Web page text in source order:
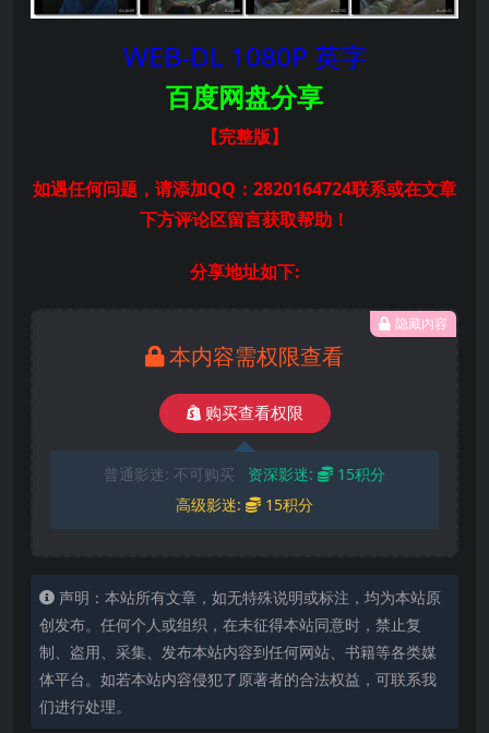
WEB-DL 1080P 英字
百度网盘分享
【完整版】
如遇任何问题，请添加QQ：2820164724联系或在文章
下方评论区留言获取帮助！
分享地址如下:
隐藏内容
本内容需权限查看
购买查看权限
普通影迷: 不可购买 资深影迷:
15积分
高级影迷:
15积分
声明：本站所有文章，如无特殊说明或标注，均为本站原
创发布。任何个人或组织，在未征得本站同意时，禁止复
制、盗用、采集、发布本站内容到任何网站、书籍等各类媒
体平台。如若本站内容侵犯了原著者的合法权益，可联系我
们进行处理。